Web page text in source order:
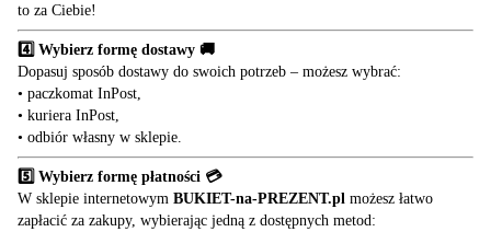
to za Ciebie!
4️⃣ Wybierz formę dostawy 🚚
Dopasuj sposób dostawy do swoich potrzeb – możesz wybrać:
• paczkomat InPost,
• kuriera InPost,
• odbiór własny w sklepie.
5️⃣ Wybierz formę płatności 💳
W sklepie internetowym BUKIET-na-PREZENT.pl możesz łatwo
zapłacić za zakupy, wybierając jedną z dostępnych metod: